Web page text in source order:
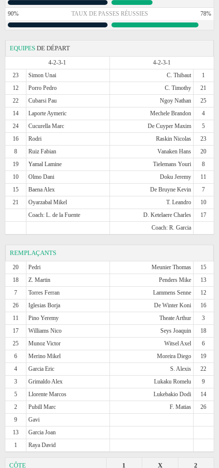
90% TAUX DE PASSES RÉUSSIES 78%
EQUIPES DE DÉPART
4-2-3-1
4-2-3-1
23
Simon Unai C. Thibaut
1
12
Porro Pedro C. Timothy
21
22
Cubarsi Pau Ngoy Nathan
25
14
Laporte Aymeric Mechele Brandon
4
24
Cucurella Marc De Cuyper Maxim
5
16
Rodri Raskin Nicolas
23
8
Ruiz Fabian Vanaken Hans
20
19
Yamal Lamine Tielemans Youri
8
10
Olmo Dani Doku Jeremy
11
15
Baena Alex De Bruyne Kevin
7
21
Oyarzabal Mikel T. Leandro
10
Coach: L. de la Fuente
D. Ketelaere Charles
17
Coach: R. Garcia
REMPLAÇANTS
20 Pedri Meunier Thomas
15
18
Z. Martin Penders Mike
13
7
Torres Ferran Lammens Senne
12
26
Iglesias Borja De Winter Koni
16
11
Pino Yeremy Theate Arthur
3
17
Williams Nico Seys Joaquin
18
25
Munoz Victor Witsel Axel
6
6
Merino Mikel Moreira Diego
19
4
Garcia Eric S. Alexis
22
3
Grimaldo Alex Lukaku Romelu
9
5
Llorente Marcos Lukebakio Dodi
14
2
Pubill Marc F. Matias
26
9
Gavi
13
Garcia Joan
1
Raya David
CÔTE 2
X
1